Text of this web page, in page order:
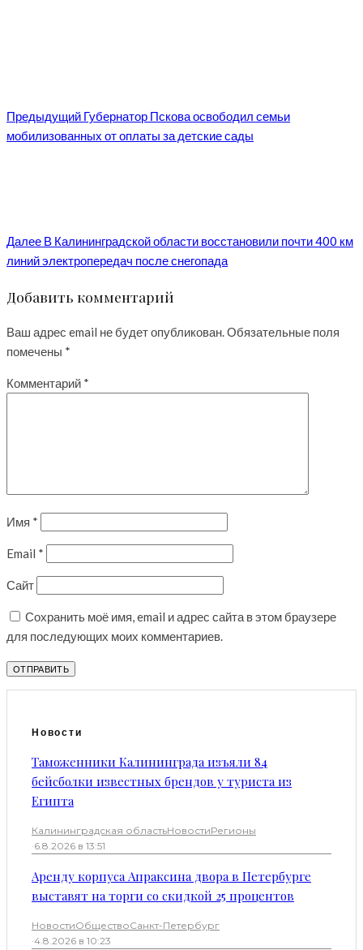
Предыдущий Губернатор Пскова освободил семьи
мобилизованных от оплаты за детские сады
Далее В Калининградской области восстановили почти 400 км
линий электропередач после снегопада
Добавить комментарий
Ваш адрес email не будет опубликован.Обязательные поля
помечены *
Комментарий *
Имя *
Email *
Сайт
Сохранить моё имя, email и адрес сайта в этом браузере
для последующих моих комментариев.
Новости
Таможенники Калининграда изъяли 84
бейсболки известных брендов у туриста из
Египта
Калининградская областьНовостиРегионы
·6.8.2026 в 13:51
Аренду корпуса Апраксина двора в Петербурге
выставят на торги со скидкой 25 процентов
НовостиОбществоСанкт-Петербург
·4.8.2026 в 10:23